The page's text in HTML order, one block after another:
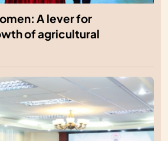
A lever for
of agricultural